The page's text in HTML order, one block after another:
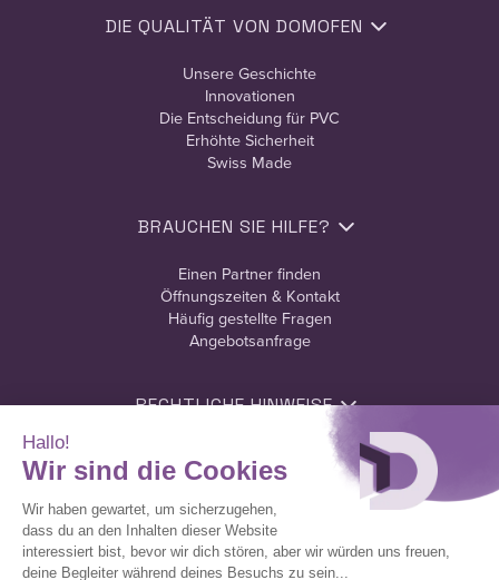
DIE QUALITÄT VON DOMOFEN
Unsere Geschichte
Innovationen
Die Entscheidung für PVC
Erhöhte Sicherheit
Swiss Made
BRAUCHEN SIE HILFE?
Einen Partner finden
Öffnungszeiten & Kontakt
Häufig gestellte Fragen
Angebotsanfrage
RECHTLICHE HINWEISE
Datenschutzerklärung